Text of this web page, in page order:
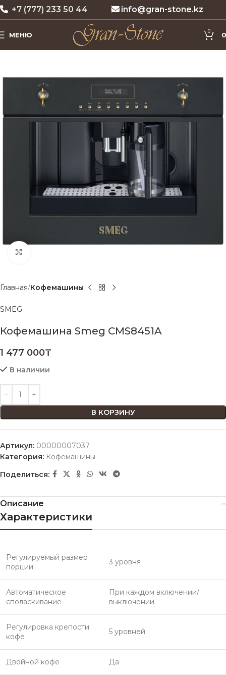
+7 (777) 233 50 44 info@gran-stone.kz
МЕНЮ 0 0
Главная Кофемашины
SMEG
Кофемашина Smeg CMS8451A
1 477 000₸
В наличии
В КОРЗИНУ
Артикул: 00000007037
Категория: Кофемашины
Поделиться:
Описание
Характеристики
Регулируемый размер
порции
3 уровня
Автоматическое
споласкивание
При каждом включении/
выключении
Регулировка крепости
кофе
5 уровней
Двойной кофе Да